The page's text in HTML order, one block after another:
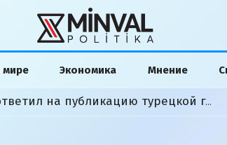
мире Экономика Мнение
«Слова исказили»: Хикмет Гаджиев ответил на публикацию турецкой газеты